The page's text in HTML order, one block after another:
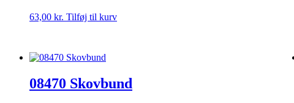
63,00 kr. Tilføj til kurv
08470 Skovbund